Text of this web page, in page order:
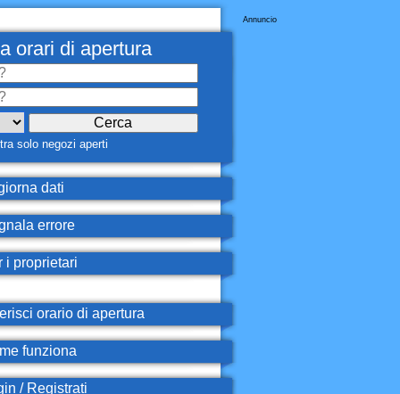
Annuncio
orari di apertura
solo negozi aperti
dati
errore
i proprietari
orario di apertura
funziona
/ Registrati